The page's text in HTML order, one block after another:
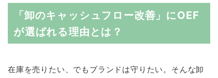
「卸のキャッシュフロー改善」にOEF
が選ばれる理由とは？
在庫を売りたい、でもブランドは守りたい。そんな卸